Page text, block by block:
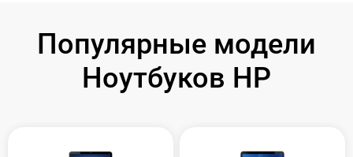
Популярные модели
Ноутбуков HP